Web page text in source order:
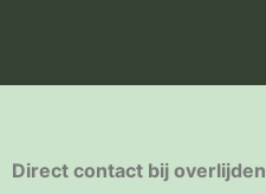
Direct contact bij overlijden